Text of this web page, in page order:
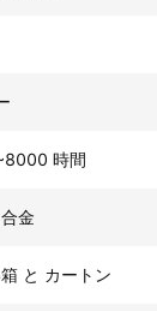
時間
金
と カートン